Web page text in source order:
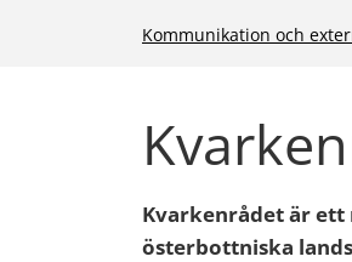
Kommunikation och
Kvarkenrådet är
österbottniska